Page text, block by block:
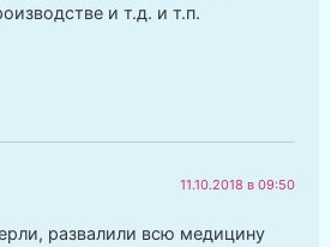
и т.д. и т.п.
11.10.2018 в 09:50
развалили всю медицину